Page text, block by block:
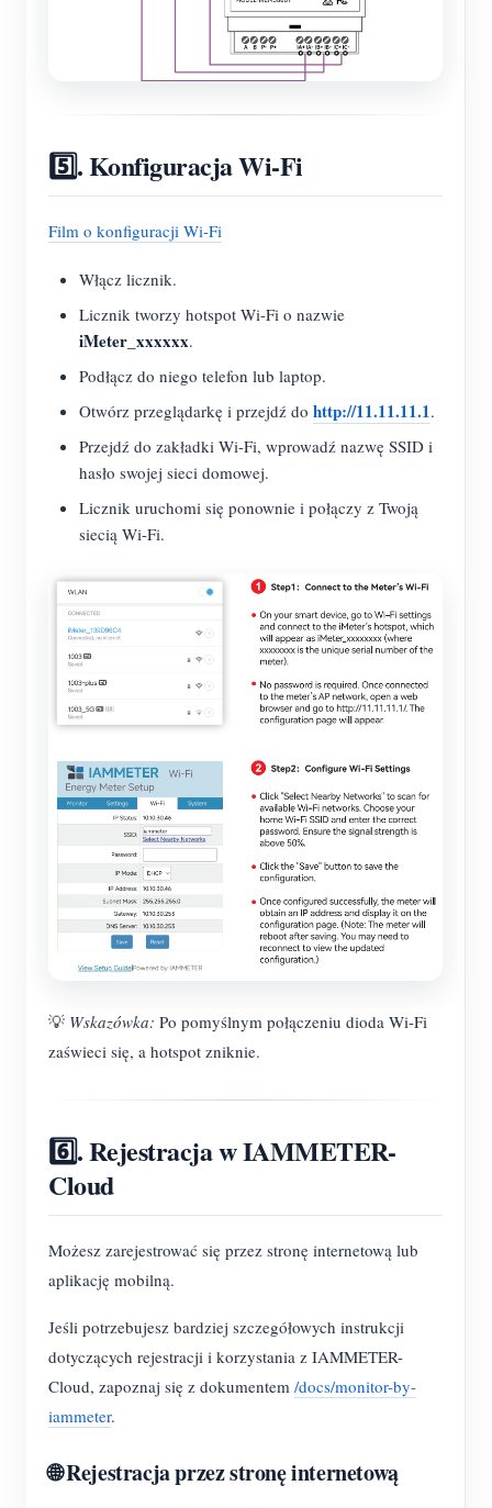
5️⃣. Konfiguracja Wi-Fi
Film o konfiguracji Wi-Fi
Włącz licznik.
Licznik tworzy hotspot Wi-Fi o nazwie
iMeter_xxxxxx.
Podłącz do niego telefon lub laptop.
Otwórz przeglądarkę i przejdź do http://11.11.11.1.
Przejdź do zakładki Wi-Fi, wprowadź nazwę SSID i
hasło swojej sieci domowej.
Licznik uruchomi się ponownie i połączy z Twoją
siecią Wi-Fi.
💡 Wskazówka: Po pomyślnym połączeniu dioda Wi-Fi
zaświeci się, a hotspot zniknie.
6️⃣. Rejestracja w IAMMETER-
Cloud
Możesz zarejestrować się przez stronę internetową lub
aplikację mobilną.
Jeśli potrzebujesz bardziej szczegółowych instrukcji
dotyczących rejestracji i korzystania z IAMMETER-
Cloud, zapoznaj się z dokumentem /docs/monitor-by-
iammeter.
🌐 Rejestracja przez stronę internetową